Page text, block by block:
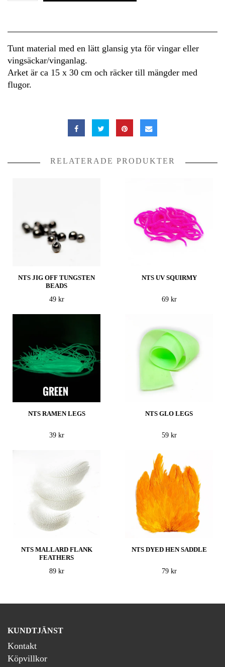
Tunt material med en lätt glansig yta för vingar eller
vingsäckar/vinganlag.
Arket är ca 15 x 30 cm och räcker till mängder med
flugor.
RELATERADE PRODUKTER
NTS JIG OFF TUNGSTEN
BEADS
49 kr
NTS UV SQUIRMY
69 kr
NTS RAMEN LEGS
39 kr
NTS GLO LEGS
59 kr
NTS MALLARD FLANK
FEATHERS
89 kr
NTS DYED HEN SADDLE
79 kr
KUNDTJÄNST
Kontakt
Köpvillkor